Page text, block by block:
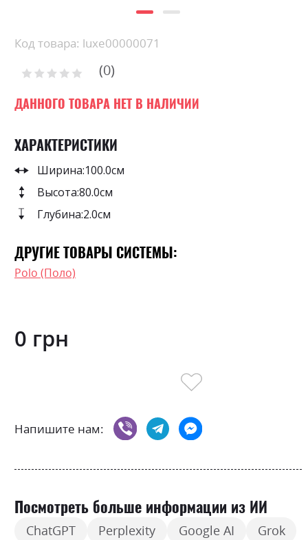
Skip
the
of
the
gallery
Код товара: luxe00000071
Рейтинг: 0
ДАННОГО ТОВАРА НЕТ В НАЛИЧИИ
ХАРАКТЕРИСТИКИ
Ширина:100.0см
Высота:80.0см
Глубина:2.0см
ДРУГИЕ ТОВАРЫ СИСТЕМЫ:
Polo (Поло)
0 грн
Напишите нам:
Посмотреть больше информации из ИИ
ChatGPT Perplexity Google AI Grok